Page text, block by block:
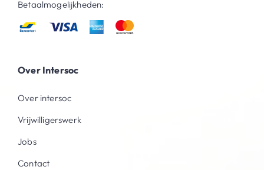
Betaalmogelijkheden:
Over Intersoc
Over intersoc
Vrijwilligerswerk
Jobs
Contact